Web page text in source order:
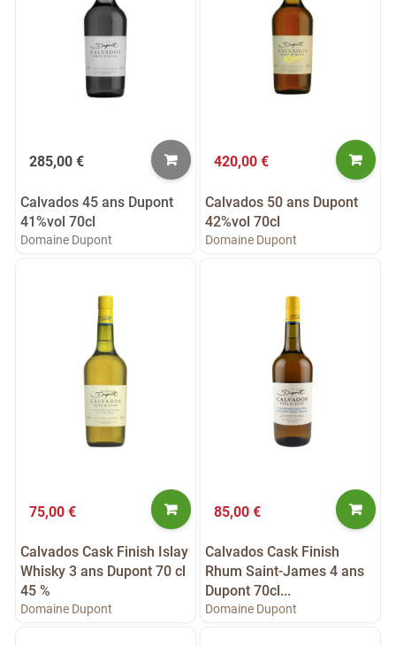
285,00 €
Calvados 45 ans Dupont
41%vol 70cl
Domaine Dupont
420,00 €
Calvados 50 ans Dupont
42%vol 70cl
Domaine Dupont
75,00 €
Calvados Cask Finish Islay
Whisky 3 ans Dupont 70 cl
45 %
Domaine Dupont
85,00 €
Calvados Cask Finish
Rhum Saint-James 4 ans
Dupont 70cl...
Domaine Dupont